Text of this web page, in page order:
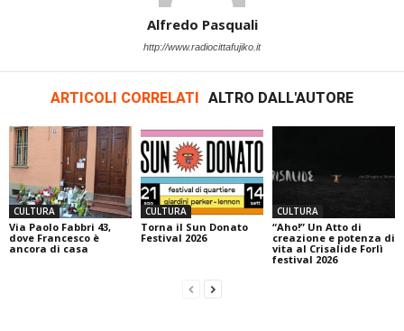
Alfredo Pasquali
http://www.radiocittafujiko.it
ARTICOLI CORRELATI ALTRO DALL'AUTORE
CULTURA
Via Paolo Fabbri 43,
dove Francesco è
ancora di casa
CULTURA
Torna il Sun Donato
Festival 2026
CULTURA
“Aho!” Un Atto di
creazione e potenza di
vita al Crisalide Forlì
festival 2026